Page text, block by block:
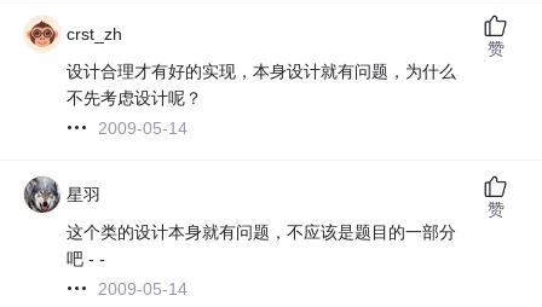
crst_zh
设计合理才有好的实现，本身设计就有问题，为什么
不先考虑设计呢？
2009-05-14
赞
星羽
这个类的设计本身就有问题，不应该是题目的一部分
吧 - -
2009-05-14
赞